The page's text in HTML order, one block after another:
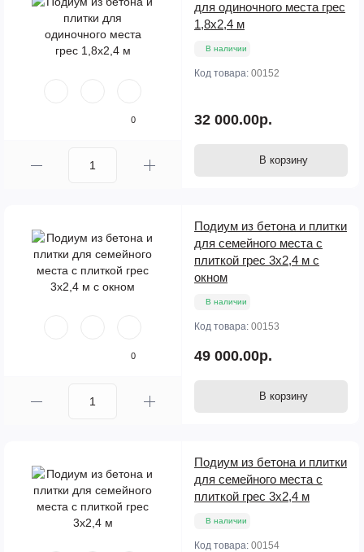
0
для одиночного места грес
1,8х2,4 м
В наличии
Код товара: 00152
32 000.00р.
В корзину
0
Подиум из бетона и плитки
для семейного места с
плиткой грес 3х2,4 м с
окном
В наличии
Код товара: 00153
49 000.00р.
В корзину
Подиум из бетона и плитки
для семейного места с
плиткой грес 3х2,4 м
В наличии
Код товара: 00154